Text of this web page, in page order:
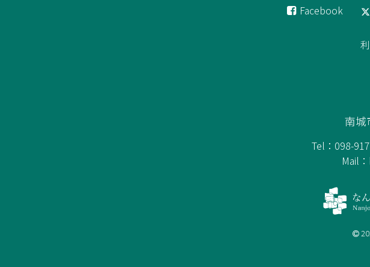
Facebook
南城
Tel：098-
Mail